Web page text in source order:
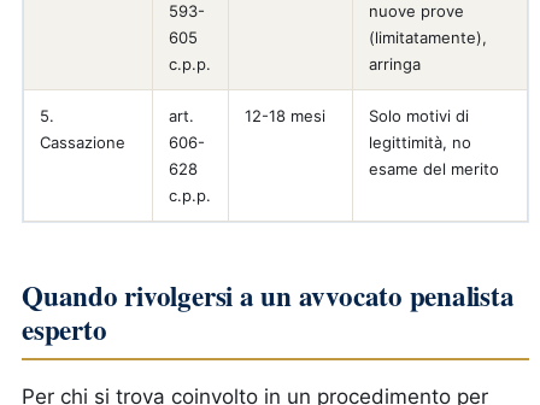
593-
605
c.p.p.
nuove prove
(limitatamente),
arringa
5.
Cassazione
art.
606-
628
c.p.p.
12-18 mesi
Solo motivi di
legittimità, no
esame del merito
Quando rivolgersi a un avvocato penalista
esperto
Per chi si trova coinvolto in un procedimento per